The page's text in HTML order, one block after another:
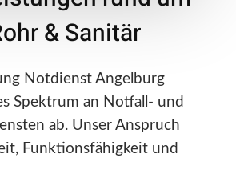
& Sanitär
Notdienst Angelburg
Spektrum an Notfall- und
ab. Unser Anspruch
Funktionsfähigkeit und